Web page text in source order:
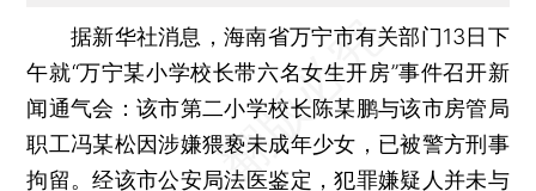
据新华社消息，海南省万宁市有关部门13日下
午就“万宁某小学校长带六名女生开房”事件召开新
闻通气会：该市第二小学校长陈某鹏与该市房管局
职工冯某松因涉嫌猥亵未成年少女，已被警方刑事
拘留。经该市公安局法医鉴定，犯罪嫌疑人并未与